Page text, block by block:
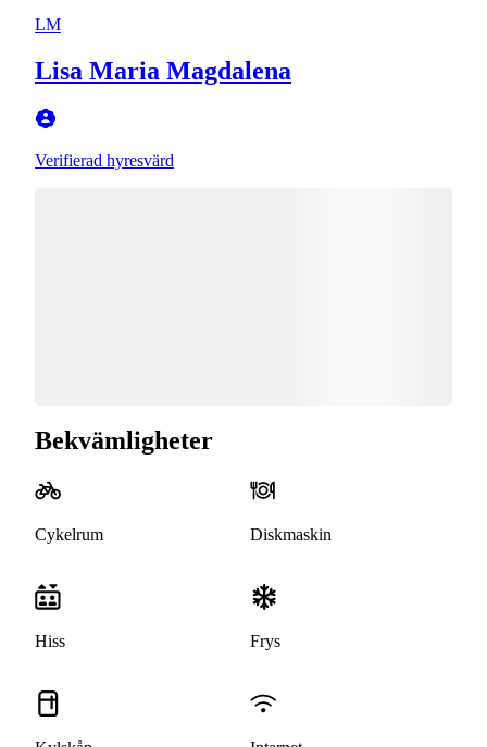
LM
Lisa Maria Magdalena
Verifierad hyresvärd
Bekvämligheter
Cykelrum Diskmaskin
Hiss Frys